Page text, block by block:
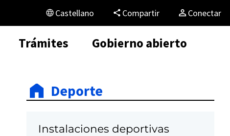
Castellano Compartir Conectar
Trámites Gobierno abierto
Deporte
Instalaciones deportivas